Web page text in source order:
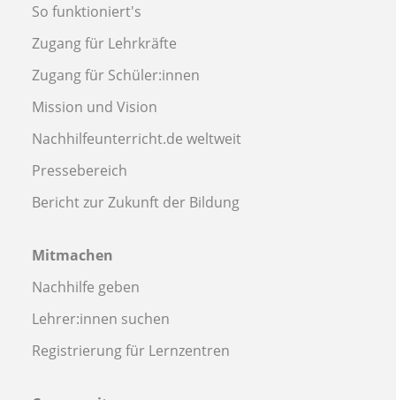
So funktioniert's
Zugang für Lehrkräfte
Zugang für Schüler:innen
Mission und Vision
Nachhilfeunterricht.de weltweit
Pressebereich
Bericht zur Zukunft der Bildung
Mitmachen
Nachhilfe geben
Lehrer:innen suchen
Registrierung für Lernzentren